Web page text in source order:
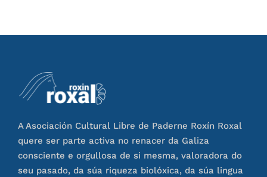
A Asociación Cultural Libre de Paderne Roxín Roxal
quere ser parte activa no renacer da Galiza
consciente e orgullosa de si mesma, valoradora do
seu pasado, da súa riqueza biolóxica, da súa lingua